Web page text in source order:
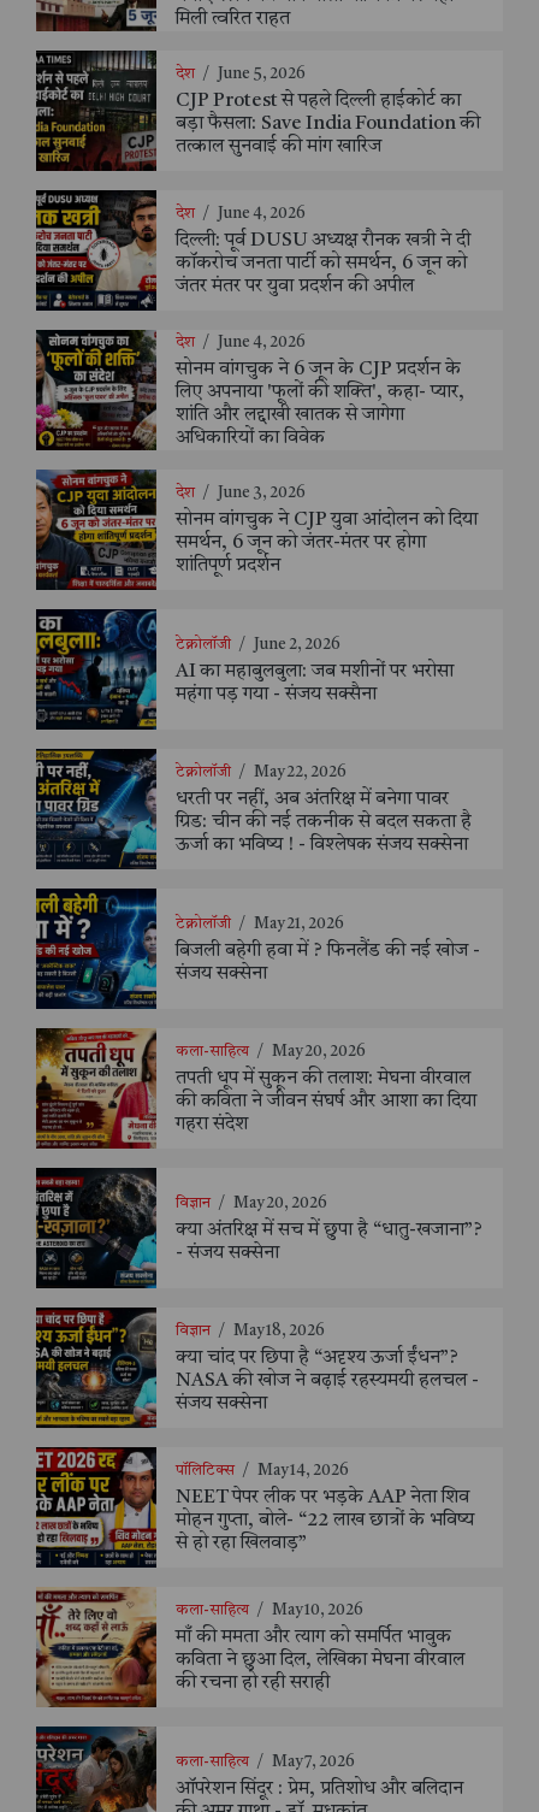
मिली त्वरित राहत
देश / June 5, 2026
CJP Protest से पहले दिल्ली हाईकोर्ट का
बड़ा फैसला: Save India Foundation की
तत्काल सुनवाई की मांग खारिज
देश / June 4, 2026
दिल्ली: पूर्व DUSU अध्यक्ष रौनक खत्री ने दी
कॉकरोच जनता पार्टी को समर्थन, 6 जून को
जंतर मंतर पर युवा प्रदर्शन की अपील
देश / June 4, 2026
सोनम वांगचुक ने 6 जून के CJP प्रदर्शन के
लिए अपनाया 'फूलों की शक्ति', कहा- प्यार,
शांति और लद्दाखी खातक से जागेगा
अधिकारियों का विवेक
देश / June 3, 2026
सोनम वांगचुक ने CJP युवा आंदोलन को दिया
समर्थन, 6 जून को जंतर-मंतर पर होगा
शांतिपूर्ण प्रदर्शन
टेक्नोलॉजी / June 2, 2026
AI का महाबुलबुला: जब मशीनों पर भरोसा
महंगा पड़ गया - संजय सक्सैना
टेक्नोलॉजी / May 22, 2026
धरती पर नहीं, अब अंतरिक्ष में बनेगा पावर
ग्रिड: चीन की नई तकनीक से बदल सकता है
ऊर्जा का भविष्य ! - विश्लेषक संजय सक्सेना
टेक्नोलॉजी / May 21, 2026
बिजली बहेगी हवा में ? फिनलैंड की नई खोज -
संजय सक्सेना
कला-साहित्य / May 20, 2026
तपती धूप में सुकून की तलाश: मेघना वीरवाल
की कविता ने जीवन संघर्ष और आशा का दिया
गहरा संदेश
विज्ञान / May 20, 2026
क्या अंतरिक्ष में सच में छुपा है “धातु-खजाना”?
- संजय सक्सेना
विज्ञान / May 18, 2026
क्या चांद पर छिपा है “अदृश्य ऊर्जा ईंधन”?
NASA की खोज ने बढ़ाई रहस्यमयी हलचल -
संजय सक्सेना
पॉलिटिक्स / May 14, 2026
NEET पेपर लीक पर भड़के AAP नेता शिव
मोहन गुप्ता, बोले- “22 लाख छात्रों के भविष्य
से हो रहा खिलवाड़”
कला-साहित्य / May 10, 2026
माँ की ममता और त्याग को समर्पित भावुक
कविता ने छुआ दिल, लेखिका मेघना वीरवाल
की रचना हो रही सराही
कला-साहित्य / May 7, 2026
ऑपरेशन सिंदूर : प्रेम, प्रतिशोध और बलिदान